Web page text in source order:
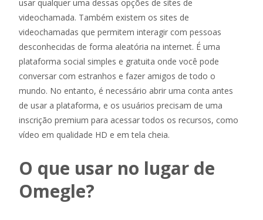
usar qualquer uma dessas opções de sites de
videochamada. Também existem os sites de
videochamadas que permitem interagir com pessoas
desconhecidas de forma aleatória na internet. É uma
plataforma social simples e gratuita onde você pode
conversar com estranhos e fazer amigos de todo o
mundo. No entanto, é necessário abrir uma conta antes
de usar a plataforma, e os usuários precisam de uma
inscrição premium para acessar todos os recursos, como
vídeo em qualidade HD e em tela cheia.
O que usar no lugar de
Omegle?